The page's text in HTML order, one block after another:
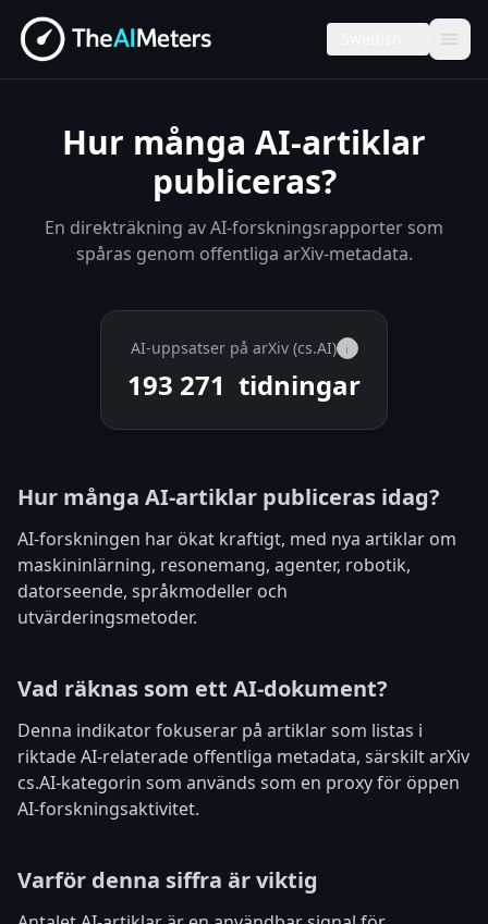
Hur många AI-artiklar
publiceras?
En direkträkning av AI-forskningsrapporter som
spåras genom offentliga arXiv-metadata.
AI-uppsatser på arXiv (cs.AI) i
193 271 tidningar
Hur många AI-artiklar publiceras idag?
AI-forskningen har ökat kraftigt, med nya artiklar om
maskininlärning, resonemang, agenter, robotik,
datorseende, språkmodeller och
utvärderingsmetoder.
Vad räknas som ett AI-dokument?
Denna indikator fokuserar på artiklar som listas i
riktade AI-relaterade offentliga metadata, särskilt arXiv
cs.AI-kategorin som används som en proxy för öppen
AI-forskningsaktivitet.
Varför denna siffra är viktig